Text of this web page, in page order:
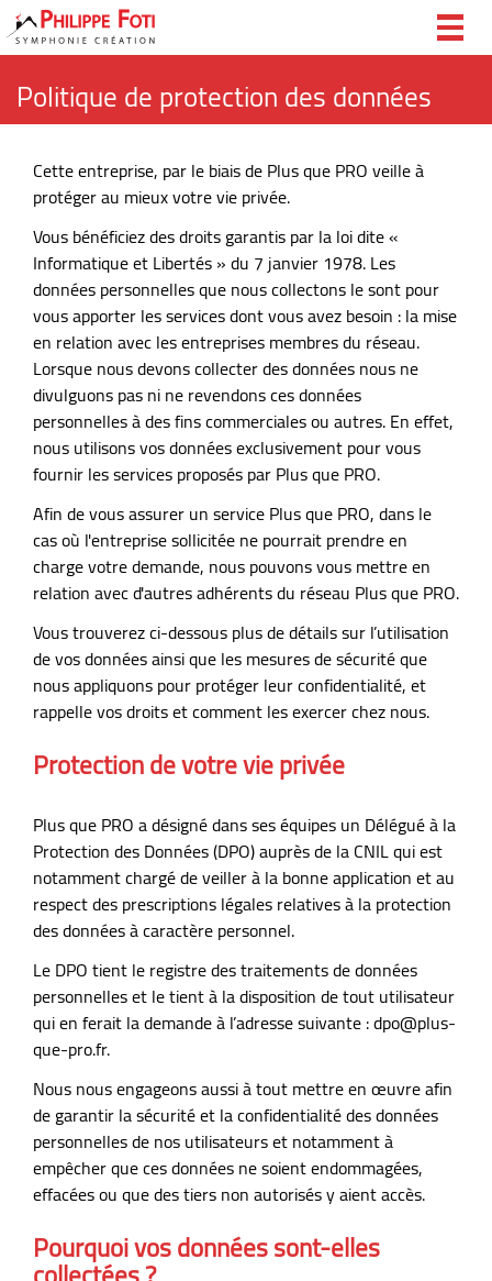
Politique de protection des données
Cette entreprise, par le biais de Plus que PRO veille à
protéger au mieux votre vie privée.
Vous bénéficiez des droits garantis par la loi dite «
Informatique et Libertés » du 7 janvier 1978. Les
données personnelles que nous collectons le sont pour
vous apporter les services dont vous avez besoin : la mise
en relation avec les entreprises membres du réseau.
Lorsque nous devons collecter des données nous ne
divulguons pas ni ne revendons ces données
personnelles à des fins commerciales ou autres. En effet,
nous utilisons vos données exclusivement pour vous
fournir les services proposés par Plus que PRO.
Afin de vous assurer un service Plus que PRO, dans le
cas où l'entreprise sollicitée ne pourrait prendre en
charge votre demande, nous pouvons vous mettre en
relation avec d'autres adhérents du réseau Plus que PRO.
Vous trouverez ci-dessous plus de détails sur l’utilisation
de vos données ainsi que les mesures de sécurité que
nous appliquons pour protéger leur confidentialité, et
rappelle vos droits et comment les exercer chez nous.
Protection de votre vie privée
Plus que PRO a désigné dans ses équipes un Délégué à la
Protection des Données (DPO) auprès de la CNIL qui est
notamment chargé de veiller à la bonne application et au
respect des prescriptions légales relatives à la protection
des données à caractère personnel.
Le DPO tient le registre des traitements de données
personnelles et le tient à la disposition de tout utilisateur
qui en ferait la demande à l’adresse suivante :dpo@plus-
que-pro.fr.
Nous nous engageons aussi à tout mettre en œuvre afin
de garantir la sécurité et la confidentialité des données
personnelles de nos utilisateurs et notamment à
empêcher que ces données ne soient endommagées,
effacées ou que des tiers non autorisés y aient accès.
Pourquoi vos données sont-elles